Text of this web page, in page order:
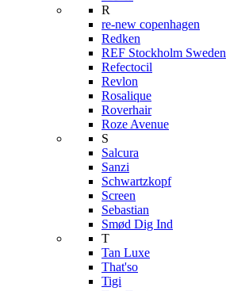
R
re-new copenhagen
Redken
REF Stockholm Sweden
Refectocil
Revlon
Rosalique
Roverhair
Roze Avenue
S
Salcura
Sanzi
Schwartzkopf
Screen
Sebastian
Smød Dig Ind
T
Tan Luxe
That'so
Tigi